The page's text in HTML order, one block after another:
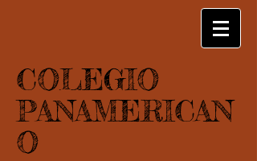
COLEGIO
PANAMERICAN
O